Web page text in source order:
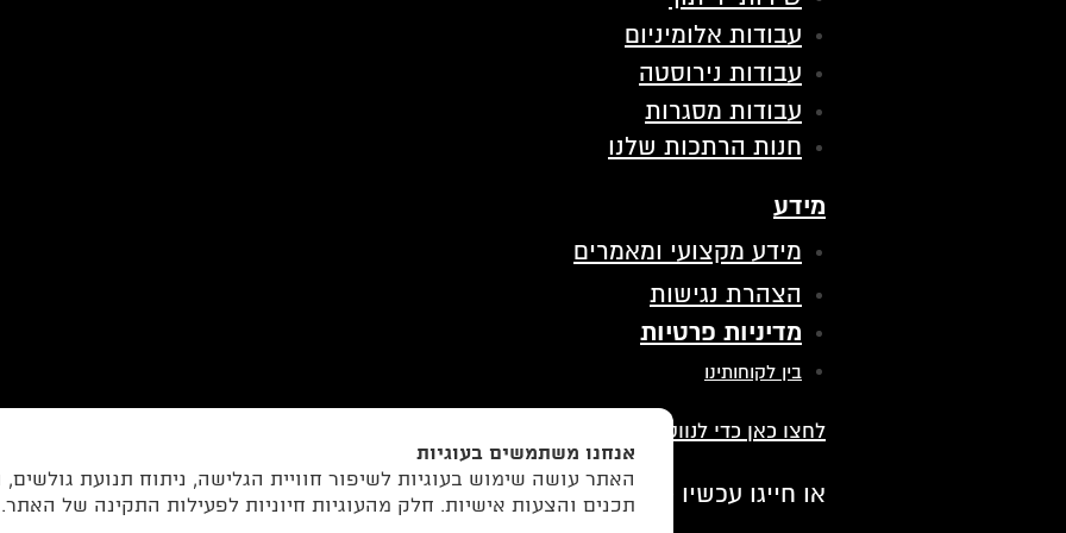
עבודות אלומיניום
עבודות נירוסטה
עבודות מסגרות
חנות הרתכות שלנו
מידע
מידע מקצועי ומאמרים
הצהרת נגישות
מדיניות פרטיות
בין לקוחותינו
לחצו כאן כדי לנווט אלינו בווייז
או חייגו עכשיו - 077-9972971
אנחנו משתמשים בעוגיות
האתר עושה שימוש בעוגיות לשיפור חוויית הגלישה, ניתוח תנועת
תכנים והצעות אישיות. חלק מהעוגיות חיוניות לפעילות התקינה של האתר.